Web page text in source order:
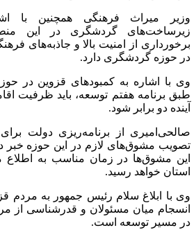
وزیر میراث فرهنگی همچنین با
زیرساخت‌های گردشگری در این
برخورداری از امنیت بالا و جاذبه‌های
در حوزه گردشگری دارد.
وی با اشاره به کمبودهای قزوین در
طبق برنامه هفتم توسعه، باید ظرفیت
آینده دو برابر شود.
صالحی‌امیری از برنامه‌ریزی دولت
تصویب مشوق‌های لازم در این حوزه خبر
این مشوق‌ها در زمان مناسب به اطلاع
استان خواهد رسید.
وی با ابلاغ سلام رئیس جمهور به مردم
انسجام میان مسئولان و قدرشناسی از
در مسیر توسعه است.